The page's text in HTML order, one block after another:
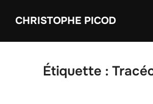
CHRISTOPHE PICOD
Étiquette :